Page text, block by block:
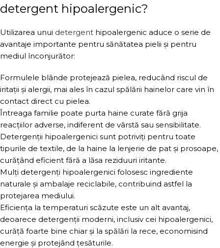
detergent hipoalergenic?
Utilizarea unui detergent hipoalergenic aduce o serie de
avantaje importante pentru sănătatea pielii și pentru
mediul înconjurător:
Formulele blânde protejează pielea, reducând riscul de
iritații și alergii, mai ales în cazul spălării hainelor care vin în
contact direct cu pielea.
Întreaga familie poate purta haine curate fără grija
reacțiilor adverse, indiferent de vârstă sau sensibilitate.
Detergenții hipoalergenici sunt potriviți pentru toate
tipurile de textile, de la haine la lenjerie de pat și prosoape,
curățând eficient fără a lăsa reziduuri iritante.
Mulți detergenți hipoalergenici folosesc ingrediente
naturale și ambalaje reciclabile, contribuind astfel la
protejarea mediului.
Eficiența la temperaturi scăzute este un alt avantaj,
deoarece detergenții moderni, inclusiv cei hipoalergenici,
curăță foarte bine chiar și la spălări la rece, economisind
energie și protejând țesăturile.